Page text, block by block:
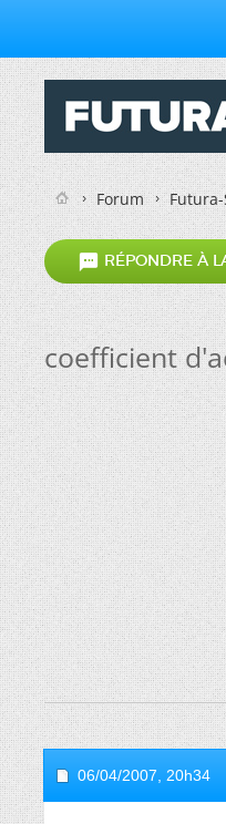
Forum
 RÉPONDRE À
coefficient
06/04/2007, 20h34